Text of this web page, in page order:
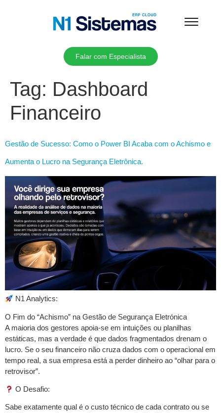
Falar com Especialista
Tag: Dashboard
Financeiro
Gestão de Sucesso: Como o Power BI Acaba com o Achismo e
Aumenta o Lucro na Segurança Eletrônica.
N1 Analytics:
O Fim do “Achismo” na Gestão de Segurança Eletrónica
A maioria dos gestores apoia-se em intuições ou planilhas
estáticas, mas a verdade é que dados fragmentados drenam o
lucro. Se o seu financeiro não cruza dados com o operacional em
tempo real, a sua empresa está a perder dinheiro ao “olhar para o
retrovisor”.
O Desafio:
Sabe exatamente qual é o custo técnico de cada contrato ou se